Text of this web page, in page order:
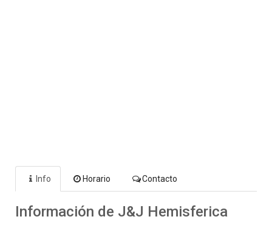
Info Horario Contacto
Información de J&J Hemisferica